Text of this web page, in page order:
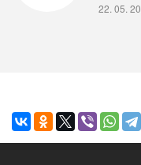
22. 05.